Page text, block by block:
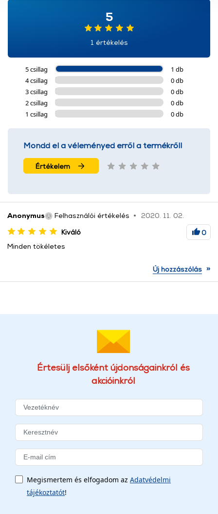
és
5
1 értékelés
5 csillag
1 db
4 csillag
0 db
3 csillag
0 db
2 csillag
0 db
1 csillag
0 db
Mondd el a véleményed erről a termékről!
Értékelem
Anonymus Felhasználói értékelés
2020. 11. 02.
Kiváló
0
Minden tökéletes
Új hozzászólás »
Értesülj elsőként újdonságainkról és
akcióinkról
Megismertem és elfogadom az Adatvédelmi
tájékoztatót!